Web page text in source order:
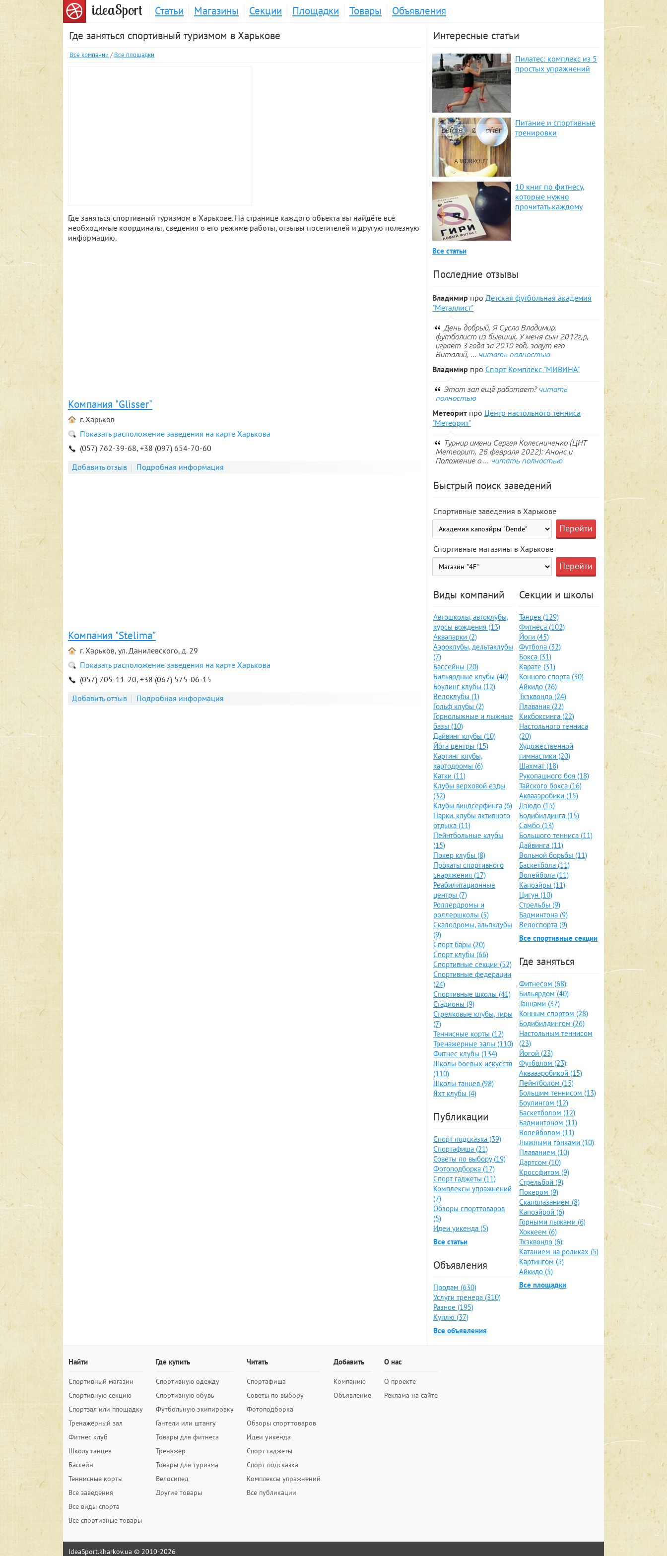
ideaSport Статьи Магазины Секции Площадки Товары
Объявления
Где заняться спортивный туризмом в Харькове
Все компании / Все площадки
Где заняться спортивный туризмом в Харькове. На странице каждого объекта вы найдёте все
необходимые координаты, сведения о его режиме работы, отзывы посетителей и другую полезную
информацию.
Компания "Glisser"
г. Харьков
Показать расположение заведения на карте Харькова
(057) 762-39-68, +38 (097) 654-70-60
Добавить отзыв
Подробная информация
Компания "Stelima"
г. Харьков, ул. Данилевского, д. 29
Показать расположение заведения на карте Харькова
(057) 705-11-20, +38 (067) 575-06-15
Добавить отзыв
Подробная информация
Интересные статьи
Пилатес: комплекс из 5
простых упражнений
Питание и спортивные
тренировки
10 книг по фитнесу,
которые нужно
прочитать каждому
Все статьи
Последние отзывы
Владимир про Детская футбольная академия
"Металлист"
День добрый, Я Сусло Владимир,
футболист из бывших, У меня сын 2012г,р,
играет 3 года за 2010 год, зовут его
Виталий, ... читать полностью
Владимир про Спорт Комплекс "МИВИНА"
Этот зал ещё работает? читать
полностью
Метеорит про Центр настольного тенниса
"Метеорит"
Турнир имени Сергея Колесниченко (ЦНТ
Метеорит, 26 февраля 2022): Анонс и
Положение о ... читать полностью
Быстрый поиск заведений
Спортивные заведения в Харькове
Спортивные магазины в Харькове
Виды компаний
Автошколы, автоклубы,
курсы вождения (13)
Аквапарки (2)
Аэроклубы, дельтаклубы
(7)
Бассейны (20)
Бильярдные клубы (40)
Боулинг клубы (12)
Велоклубы (1)
Гольф клубы (2)
Горнолыжные и лыжные
базы (10)
Дайвинг клубы (10)
Йога центры (15)
Картинг клубы,
картодромы (6)
Катки (11)
Клубы верховой езды
(32)
Клубы виндсерфинга (6)
Парки, клубы активного
отдыха (11)
Пейнтбольные клубы
(15)
Покер клубы (8)
Прокаты спортивного
снаряжения (17)
Реабилитационные
центры (7)
Роллердромы и
роллершколы (5)
Скалодромы, альпклубы
(9)
Спорт бары (20)
Спорт клубы (66)
Спортивные секции (52)
Спортивные федерации
(24)
Спортивные школы (41)
Стадионы (9)
Стрелковые клубы, тиры
(7)
Теннисные корты (12)
Тренажерные залы (110)
Фитнес клубы (134)
Школы боевых искусств
(110)
Школы танцев (98)
Яхт клубы (4)
Публикации
Спорт подсказка (39)
Спортафиша (21)
Советы по выбору (19)
Фотоподборка (17)
Спорт гаджеты (11)
Комплексы упражнений
(7)
Обзоры спорттоваров
(5)
Идеи уикенда (5)
Все статьи
Объявления
Продам (630)
Услуги тренера (310)
Разное (195)
Куплю (37)
Все объявления
Секции и школы
Танцев (129)
Фитнеса (102)
Йоги (45)
Футбола (32)
Бокса (31)
Карате (31)
Конного спорта (30)
Айкидо (26)
Тхэквондо (24)
Плавания (22)
Кикбоксинга (22)
Настольного тенниса
(20)
Художественной
гимнастики (20)
Шахмат (18)
Рукопашного боя (18)
Тайского бокса (16)
Аквааэробики (15)
Дзюдо (15)
Бодибилдинга (15)
Самбо (13)
Большого тенниса (11)
Дайвинга (11)
Вольной борьбы (11)
Баскетбола (11)
Волейбола (11)
Капоэйры (11)
Цигун (10)
Стрельбы (9)
Бадминтона (9)
Велоспорта (9)
Все спортивные секции
Где заняться
Фитнесом (68)
Бильярдом (40)
Танцами (37)
Конным спортом (28)
Бодибилдингом (26)
Настольным теннисом
(23)
Йогой (23)
Футболом (23)
Аквааэробикой (15)
Пейнтболом (15)
Большим теннисом (13)
Боулингом (12)
Баскетболом (12)
Бадминтоном (11)
Волейболом (11)
Лыжными гонками (10)
Плаванием (10)
Дартсом (10)
Кроссфитом (9)
Стрельбой (9)
Покером (9)
Скалолазанием (8)
Капоэйрой (6)
Горными лыжами (6)
Хоккеем (6)
Тхэквондо (6)
Катанием на роликах (5)
Картингом (5)
Айкидо (5)
Все площадки
Найти
Спортивный магазин
Спортивную секцию
Спортзал или площадку
Тренажёрный зал
Фитнес клуб
Школу танцев
Бассейн
Теннисные корты
Все заведения
Все виды спорта
Все спортивные товары
Где купить
Спортивную одежду
Спортивную обувь
Футбольную экипировку
Гантели или штангу
Товары для фитнеса
Тренажёр
Товары для туризма
Велосипед
Другие товары
Читать
Спортафиша
Советы по выбору
Фотоподборка
Обзоры спорттоваров
Идеи уикенда
Спорт гаджеты
Спорт подсказка
Комплексы упражнений
Все публикации
Добавить
Компанию
Объявление
О нас
О проекте
Реклама на сайте
IdeaSport.kharkov.ua © 2010-2026